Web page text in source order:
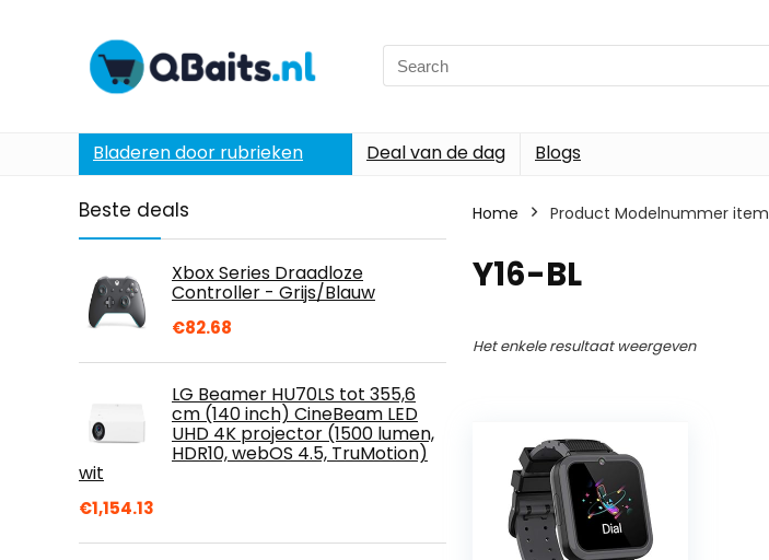
Search
for:
Bladeren door rubrieken Deal van de dag Blogs
Beste deals
Xbox Series Draadloze
Controller - Grijs/Blauw
€82.68
LG Beamer HU70LS tot 355,6
cm (140 inch) CineBeam LED
UHD 4K projector (1500 lumen,
HDR10, webOS 4.5, TruMotion)
wit
€1,154.13
Home Product Modelnummer item
Y16-BL
Het enkele resultaat weergeven